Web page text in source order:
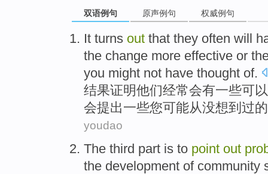
双语例句 原声例句 权威例句
It turns out that they often will
the change more effective or
you might not have thought of.
结果证明他们经常会有一些可以
会提出一些您可能从没想到过的
youdao
The third part is to point out
the development ofcommunity